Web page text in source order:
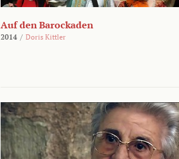
Auf den Barockaden
2014 / Doris Kittler